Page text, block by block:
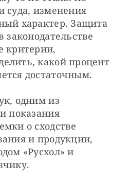
суда, изменения
характер. Защита
критерии,
какой процент
достаточным.
одним из
показания
о сходстве
и продукции,
«Русхол» и